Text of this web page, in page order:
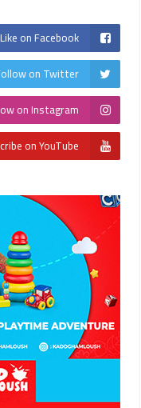
Like on Facebook
on Twitter
on Instagram
on YouTube